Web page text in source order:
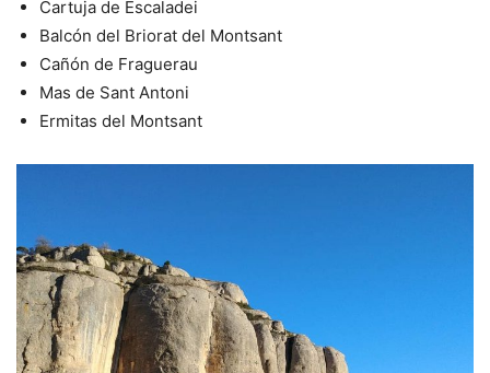
Cartuja de Escaladei
Balcón del Briorat del Montsant
Cañón de Fraguerau
Mas de Sant Antoni
Ermitas del Montsant